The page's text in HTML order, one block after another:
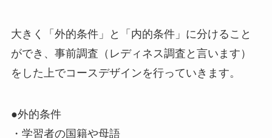
大きく「外的条件」と「内的条件」に分けること
ができ、事前調査（レディネス調査と言います）
をした上でコースデザインを行っていきます。
●外的条件
・学習者の国籍や母語